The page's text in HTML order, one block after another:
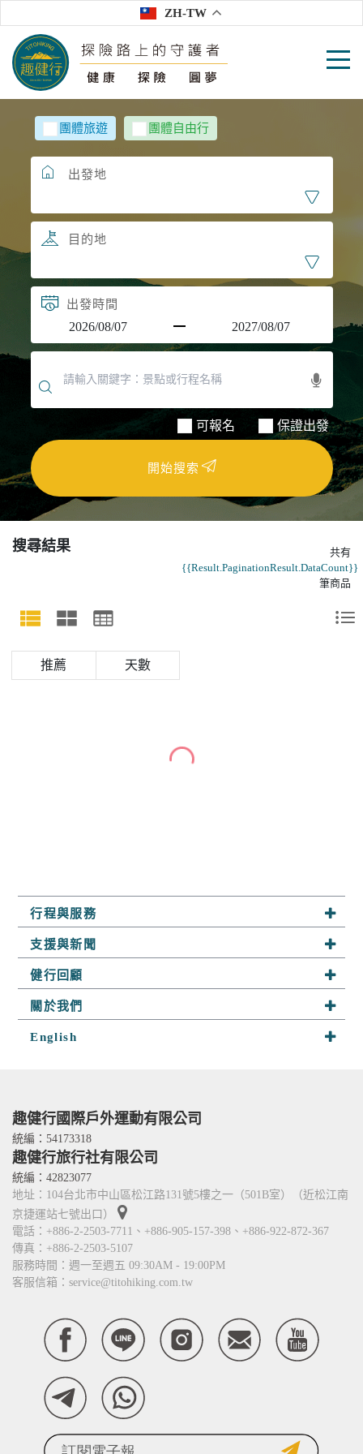
ZH-TW
團體旅遊 團體自由行
出發地
目的地
出發時間
可報名 保證出發
開始搜索
搜尋結果
共有
{{Result.PaginationResult.DataCount}}
筆商品
天數
行程與服務
系列行程
半自助行
客製行程
山野小舖
山野學堂
支援與新聞
最新活動
山野快訊
參團須知
健行回顧
趣健行足跡
探險相簿
關於我們
關於趣健行
人才招募
TITO card 優惠卡
合作關係
English
Contact Us
趣健行國際戶外運動有限公司
統編：54173318
趣健行旅行社有限公司
統編：42823077
地址：104台北市中山區松江路131號5樓之一（501B室）（近松江南
京捷運站七號出口）
電話：+886-2-2503-7711、+886-905-157-398、+886-922-872-367
傳真：+886-2-2503-5107
服務時間：週一至週五 09:30AM - 19:00PM
客服信箱：service@titohiking.com.tw